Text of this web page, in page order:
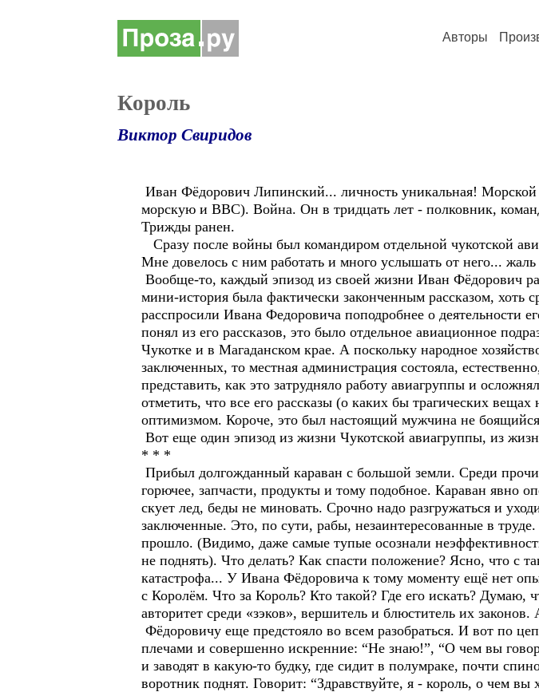
Авторы
Король
Виктор Свиридов
Иван Фёдорович Липинский... личность уникальная!
морскую и ВВС). Война. Он в тридцать лет - полковник,
Трижды ранен.
Сразу после войны был командиром отдельной чукотской
Мне довелось с ним работать и много услышать от него...
Вообще-то, каждый эпизод из своей жизни Иван Фёдорович
мини-история была фактически законченным рассказом, хоть
расспросили Ивана Федоровича поподробнее о деятельности
понял из его рассказов, это было отдельное авиационное
Чукотке и в Магаданском крае. А поскольку народное
заключенных, то местная администрация состояла,
представить, как это затрудняло работу авиагруппы и
отметить, что все его рассказы (о каких бы трагических
оптимизмом. Короче, это был настоящий мужчина не
Вот еще один эпизод из жизни Чукотской авиагруппы, из
* * *
Прибыл долгожданный караван с большой земли. Среди
горючее, запчасти, продукты и тому подобное. Караван явно
скует лед, беды не миновать. Срочно надо разгружаться и
заключенные. Это, по сути, рабы, незаинтересованные в
прошло. (Видимо, даже самые тупые осознали
не поднять). Что делать? Как спасти положение? Ясно, что с
катастрофа... У Ивана Фёдоровича к тому моменту ещё нет
с Королём. Что за Король? Кто такой? Где его искать? Думаю,
авторитет среди «зэков», вершитель и блюститель их законов.
Фёдоровичу еще предстояло во всем разобраться. И вот по
плечами и совершенно искренние: “Не знаю!”, “О чем вы
и заводят в какую-то будку, где сидит в полумраке, почти
воротник поднят. Говорит: “Здравствуйте, я - король, о чем